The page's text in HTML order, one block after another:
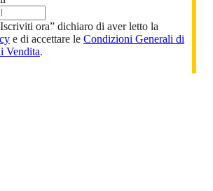
ora” dichiaro di aver letto la
e di accettare le Condizioni Generali di
Vendita.